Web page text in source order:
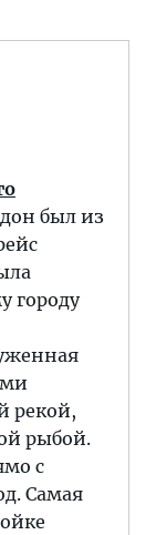
был из
городу
рекой,
рыбой.
с
Самая